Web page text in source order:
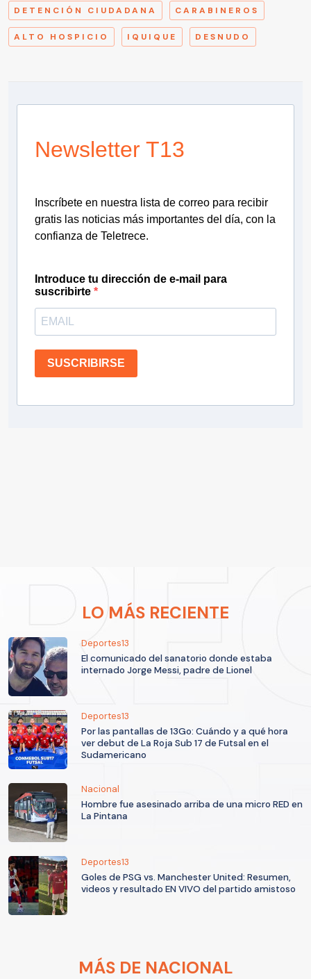
DETENCIÓN CIUDADANA CARABINEROS
ALTO HOSPICIO IQUIQUE DESNUDO
Newsletter T13
Inscríbete en nuestra lista de correo para recibir
gratis las noticias más importantes del día, con la
confianza de Teletrece.
Introduce tu dirección de e-mail para
suscribirte
SUSCRIBIRSE
LO MÁS RECIENTE
Deportes13
El comunicado del sanatorio donde estaba
internado Jorge Messi, padre de Lionel
Deportes13
Por las pantallas de 13Go: Cuándo y a qué hora
ver debut de La Roja Sub 17 de Futsal en el
Sudamericano
Nacional
Hombre fue asesinado arriba de una micro RED en
La Pintana
Deportes13
Goles de PSG vs. Manchester United: Resumen,
videos y resultado EN VIVO del partido amistoso
MÁS DE NACIONAL